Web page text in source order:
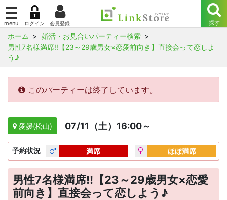
ホーム
婚活・お見合いパーティー検索
男性7名様満席!!【23～29歳男女×恋愛前向き】直接会って恋しよ
う♪
このパーティーは終了しています。
愛媛(松山) 07/11（土）16:00～
予約状況 満席 ほぼ満席
男性7名様満席!!【23～29歳男女×恋愛
前向き】直接会って恋しよう♪